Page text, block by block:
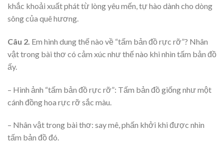
khắc khoải xuất phát từ lòng yêu mến, tự hào dành cho dòng
sông của quê hương.
Câu 2. Em hình dung thế nào về “tấm bản đồ rực rỡ”? Nhân
vật trong bài thơ có cảm xúc như thế nào khi nhìn tấm bản đồ
ấy.
– Hình ảnh “tấm bản đồ rực rỡ”: Tấm bản đồ giống như một
cánh đồng hoa rực rỡ sắc màu.
– Nhân vật trong bài thơ: say mê, phấn khởi khi được nhìn
tấm bản đồ đó.